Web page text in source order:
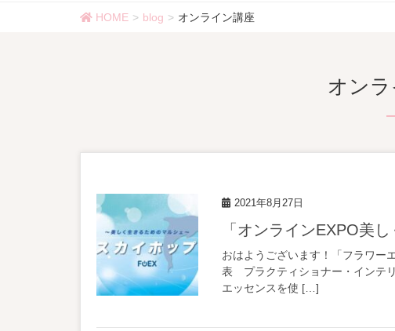
HOME blog オンライン講座
オン
2021年8月27日
「オンラインEXPO
おはようございます！「フラワー
表 プラクティショナー・インテ
エッセンスを使 […]